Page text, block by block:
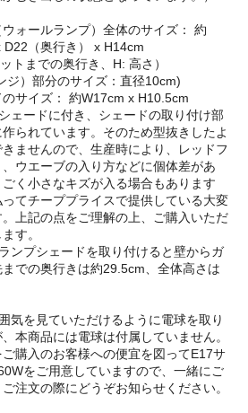
ォールランプ）全体のサイズ： 約
（奥行き） x H14cm
トまでの奥行き、H: 高さ）
ジ）部分のサイズ：直径10cm)
サイズ： 約W17cm x H10.5cm
ェードに付き、シェードの取り付け部
られています。そのため型抜きしたよ
ませんので、生産時により、レッドフ
ウエーブの入り方などに個体差があ
く小さなキズが入る場合もあります
てチーププライスで提供している大変
上記の点をご理解の上、ご購入いただ
す。
ンプシェードを取り付けると壁からガ
での奥行きは約29.5cm、全体高さは
気を見ていただけるように電球を取り
本商品には電球は付属していません。
購入のお客様への便宜を図ってE17サ
をご用意していますので、一緒にご
注文の際にどうぞお知らせください。